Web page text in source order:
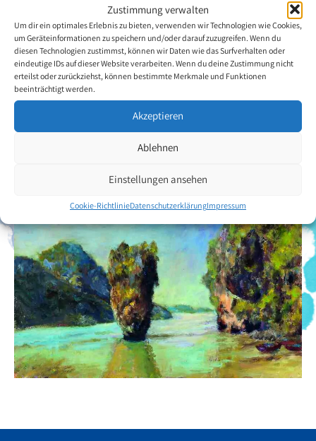
Zustimmung verwalten
Um dir ein optimales Erlebnis zu bieten, verwenden wir Technologien wie Cookies,
um Geräteinformationen zu speichern und/oder darauf zuzugreifen. Wenn du
diesen Technologien zustimmst, können wir Daten wie das Surfverhalten oder
eindeutige IDs auf dieser Website verarbeiten. Wenn du deine Zustimmung nicht
erteilst oder zurückziehst, können bestimmte Merkmale und Funktionen
beeinträchtigt werden.
Akzeptieren
Ablehnen
Einstellungen ansehen
Cookie-RichtlinieDatenschutzerklärungImpressum
Beschäftigungstherapie begann sie mit dem Mund zu malen. Sie
fand mehr und mehr Gefallen daran. Sie möchte mit ihren Farben
nicht nur ausdrücken, dass sie ihr Leben wieder begonnen hat,
sondern auch ihre Gefühle tief in ihrem Herzen verdeutlichen. Die
Arbeiten der Mundmalerin lassen auf künstlerisches Talent
zurückschliessen.
Zurück zur Künstlerübersicht